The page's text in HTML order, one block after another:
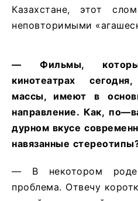
Казахстане, этот
неповторимыми
— Фильмы,
кинотеатрах
сегодня
массы, имеют в
направление. Как, по—
дурном вкусе
навязанные стереотипы
— В некотором
проблема. Отвечу